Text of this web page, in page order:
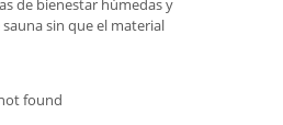
de bienestar húmedas y
sin que el material
found